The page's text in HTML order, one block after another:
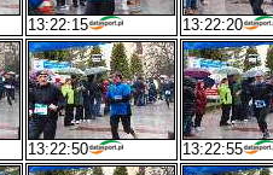
13:22:15 13:22:20
13:22:50 13:22:55